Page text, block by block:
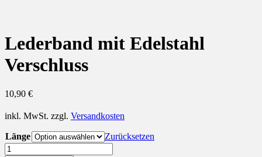
Lederband mit Edelstahl
Verschluss
10,90 €
inkl. MwSt. zzgl. Versandkosten
Länge
Zurücksetzen
Lederband